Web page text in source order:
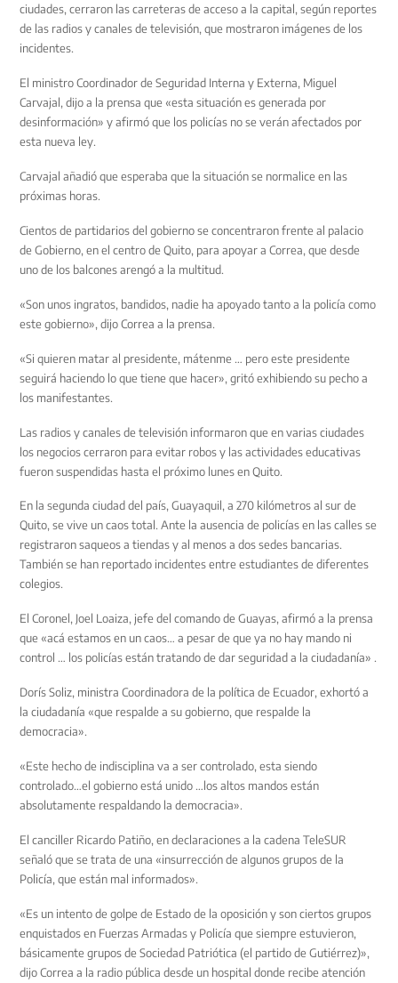
ciudades, cerraron las carreteras de acceso a la capital, según reportes
de las radios y canales de televisión, que mostraron imágenes de los
incidentes.
El ministro Coordinador de Seguridad Interna y Externa, Miguel
Carvajal, dijo a la prensa que «esta situación es generada por
desinformación» y afirmó que los policías no se verán afectados por
esta nueva ley.
Carvajal añadió que esperaba que la situación se normalice en las
próximas horas.
Cientos de partidarios del gobierno se concentraron frente al palacio
de Gobierno, en el centro de Quito, para apoyar a Correa, que desde
uno de los balcones arengó a la multitud.
«Son unos ingratos, bandidos, nadie ha apoyado tanto a la policía como
este gobierno», dijo Correa a la prensa.
«Si quieren matar al presidente, mátenme … pero este presidente
seguirá haciendo lo que tiene que hacer», gritó exhibiendo su pecho a
los manifestantes.
Las radios y canales de televisión informaron que en varias ciudades
los negocios cerraron para evitar robos y las actividades educativas
fueron suspendidas hasta el próximo lunes en Quito.
En la segunda ciudad del país, Guayaquil, a 270 kilómetros al sur de
Quito, se vive un caos total. Ante la ausencia de policías en las calles se
registraron saqueos a tiendas y al menos a dos sedes bancarias.
También se han reportado incidentes entre estudiantes de diferentes
colegios.
El Coronel, Joel Loaiza, jefe del comando de Guayas, afirmó a la prensa
que «acá estamos en un caos… a pesar de que ya no hay mando ni
control … los policías están tratando de dar seguridad a la ciudadanía» .
Dorís Soliz, ministra Coordinadora de la política de Ecuador, exhortó a
la ciudadanía «que respalde a su gobierno, que respalde la
democracia».
«Este hecho de indisciplina va a ser controlado, esta siendo
controlado…el gobierno está unido …los altos mandos están
absolutamente respaldando la democracia».
El canciller Ricardo Patiño, en declaraciones a la cadena TeleSUR
señaló que se trata de una «insurrección de algunos grupos de la
Policía, que están mal informados».
«Es un intento de golpe de Estado de la oposición y son ciertos grupos
enquistados en Fuerzas Armadas y Policía que siempre estuvieron,
básicamente grupos de Sociedad Patriótica (el partido de Gutiérrez)»,
dijo Correa a la radio pública desde un hospital donde recibe atención